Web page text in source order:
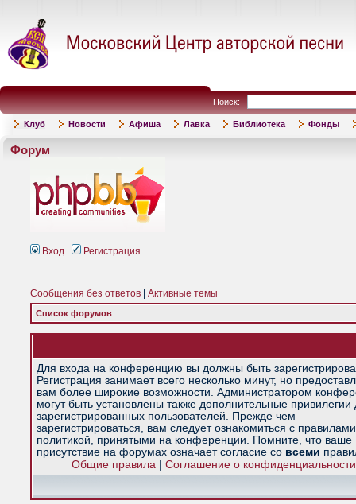
Поиск:
Клуб Новости Афиша Лавка Библиотека Фонды
Форум
Вход Регистрация
Сообщения без ответов Активные темы
Список форумов
Для входа на конференцию вы должны быть
Регистрация занимает всего несколько минут, но
вам более широкие возможности. Администратором
могут быть установлены также дополнительные привилегии
зарегистрированных пользователей. Прежде чем
зарегистрироваться, вам следует ознакомиться с
политикой, принятыми на конференции. Помните, что ваше
присутствие на форумах означает согласие со всеми
Общие правила| Соглашение о конфиденциальности